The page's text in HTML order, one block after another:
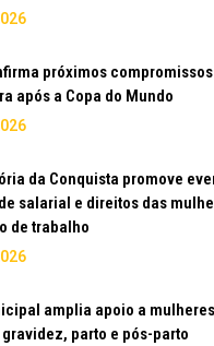
próximos
após a Copa do Mundo
da Conquista promove
salarial e direitos das
de trabalho
amplia apoio a
parto e pós-parto